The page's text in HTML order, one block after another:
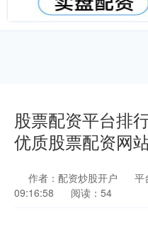
股票配资平台排
优质股票配资网
作者：配资炒股开户 平
09:16:58
阅读：54